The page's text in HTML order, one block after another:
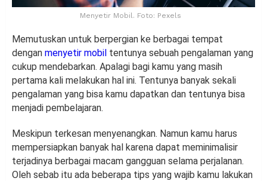
Menyetir Mobil. Foto: Pexels
Memutuskan untuk berpergian ke berbagai tempat
dengan menyetir mobil tentunya sebuah pengalaman yang
cukup mendebarkan. Apalagi bagi kamu yang masih
pertama kali melakukan hal ini. Tentunya banyak sekali
pengalaman yang bisa kamu dapatkan dan tentunya bisa
menjadi pembelajaran.
Meskipun terkesan menyenangkan. Namun kamu harus
mempersiapkan banyak hal karena dapat meminimalisir
terjadinya berbagai macam gangguan selama perjalanan.
Oleh sebab itu ada beberapa tips yang wajib kamu lakukan